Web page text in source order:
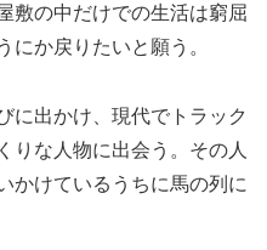
敷の中だけでの生活は窮屈
にか戻りたいと願う。
に出かけ、現代でトラック
りな人物に出会う。その人
かけているうちに馬の列に